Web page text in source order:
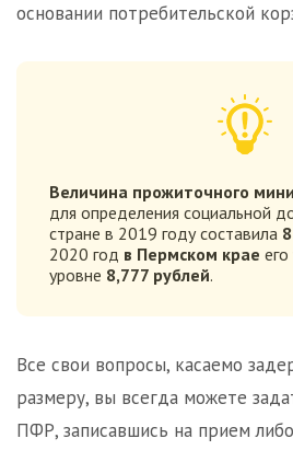
основании потребительской
Величина прожиточного
для определения социальной
стране в 2019 году составила
2020 год в Пермском крае
уровне 8,777 рублей.
Все свои вопросы, касаемо
размеру, вы всегда можете
ПФР, записавшись на прием